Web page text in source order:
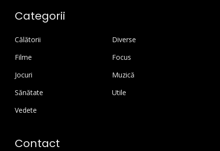
Categorii
Călătorii
Diverse
Filme
Focus
Jocuri
Muzică
Sănătate
Utile
Vedete
Contact